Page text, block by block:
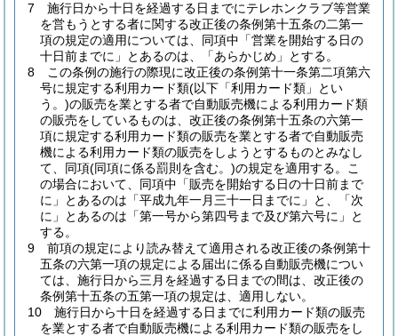
7
施行日から十日を経過する日までにテレホンクラブ等営業
を営もうとする者に関する改正後の条例第十五条の二第一
項の規定の適用については、同項中「営業を開始する日の
十日前までに」とあるのは、「あらかじめ」とする。
8
この条例の施行の際現に改正後の条例第十一条第二項第六
号に規定する利用カード類(以下「利用カード類」とい
う。)の販売を業とする者で自動販売機による利用カード類
の販売をしているものは、改正後の条例第十五条の六第一
項に規定する利用カード類の販売を業とする者で自動販売
機による利用カード類の販売をしようとするものとみなし
て、同項(同項に係る罰則を含む。)の規定を適用する。
こ
の場合において、同項中「販売を開始する日の十日前まで
に」とあるのは「平成九年一月三十一日までに」と、「次
に」とあるのは「第一号から第四号まで及び第六号に」と
する。
9
前項の規定により読み替えて適用される改正後の条例第十
五条の六第一項の規定による届出に係る自動販売機につい
ては、施行日から三月を経過する日までの間は、改正後の
条例第十五条の五第一項の規定は、適用しない。
10
施行日から十日を経過する日までに利用カード類の販売
を業とする者で自動販売機による利用カード類の販売をし